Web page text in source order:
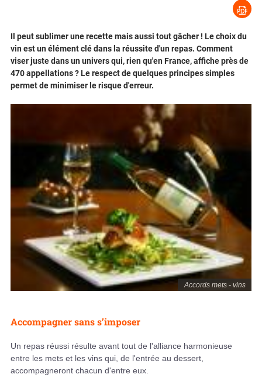
Accords mets - vins
Il peut sublimer une recette mais aussi tout gâcher ! Le choix du
vin est un élément clé dans la réussite d'un repas. Comment
viser juste dans un univers qui, rien qu'en France, affiche près de
470 appellations ? Le respect de quelques principes simples
permet de minimiser le risque d'erreur.
Accompagner sans s’imposer
Un repas réussi résulte avant tout de l'alliance harmonieuse
entre les mets et les vins qui, de l'entrée au dessert,
accompagneront chacun d'entre eux.